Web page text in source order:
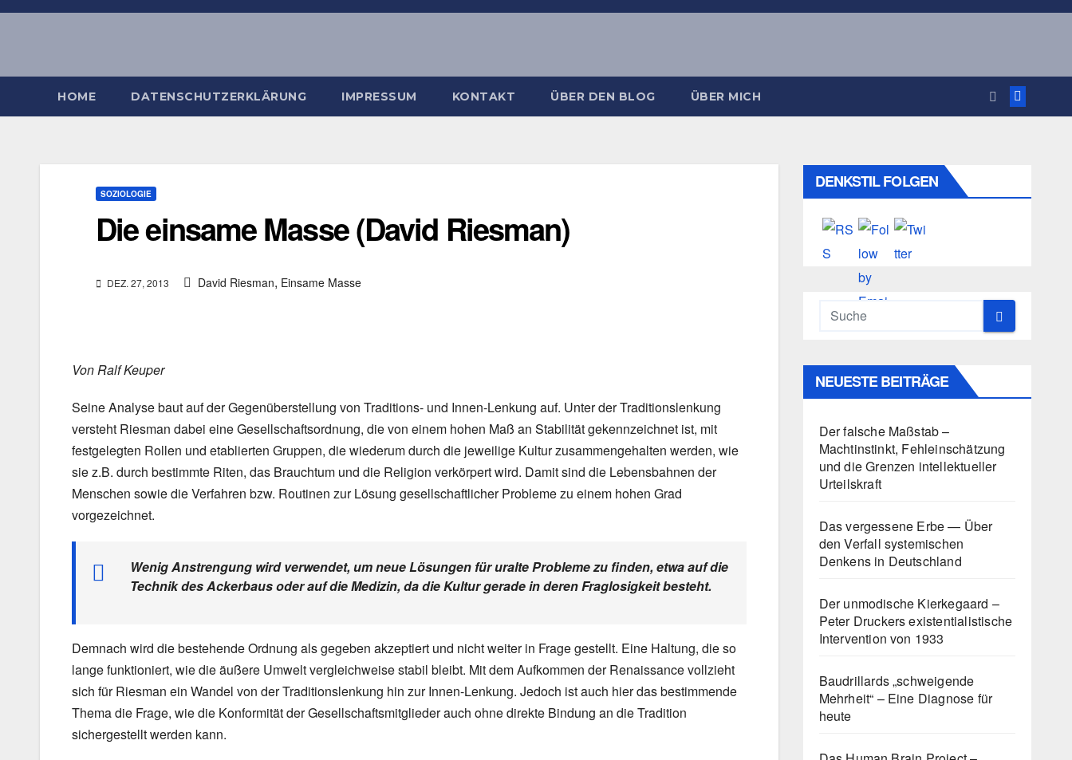
Zum
HOME DATENSCHUTZERKLÄRUNG IMPRESSUM KONTAKT ÜBER DEN BLOG ÜBER MICH
SOZIOLOGIE
Die einsame Masse (David Riesman)
DEZ. 27, 2013 David Riesman, Einsame Masse
Von Ralf Keuper
Seine Analyse baut auf der Gegenüberstellung von Traditions- und Innen-Lenkung auf. Unter der Traditionslenkung
versteht Riesman dabei eine Gesellschaftsordnung, die von einem hohen Maß an Stabilität gekennzeichnet ist, mit
festgelegten Rollen und etablierten Gruppen, die wiederum durch die jeweilige Kultur zusammengehalten werden, wie
sie z.B. durch bestimmte Riten, das Brauchtum und die Religion verkörpert wird. Damit sind die Lebensbahnen der
Menschen sowie die Verfahren bzw. Routinen zur Lösung gesellschaftlicher Probleme zu einem hohen Grad
vorgezeichnet.
Wenig Anstrengung wird verwendet, um neue Lösungen für uralte Probleme zu finden, etwa auf die
Technik des Ackerbaus oder auf die Medizin, da die Kultur gerade in deren Fraglosigkeit besteht.
Demnach wird die bestehende Ordnung als gegeben akzeptiert und nicht weiter in Frage gestellt. Eine Haltung, die so
lange funktioniert, wie die äußere Umwelt vergleichweise stabil bleibt. Mit dem Aufkommen der Renaissance vollzieht
sich für Riesman ein Wandel von der Traditionslenkung hin zur Innen-Lenkung. Jedoch ist auch hier das bestimmende
Thema die Frage, wie die Konformität der Gesellschaftsmitglieder auch ohne direkte Bindung an die Tradition
sichergestellt werden kann.
DENKSTIL FOLGEN
NEUESTE BEITRÄGE
Der falsche Maßstab –
Machtinstinkt, Fehleinschätzung
und die Grenzen intellektueller
Urteilskraft
Das vergessene Erbe — Über
den Verfall systemischen
Denkens in Deutschland
Der unmodische Kierkegaard –
Peter Druckers existentialistische
Intervention von 1933
Baudrillards „schweigende
Mehrheit“ – Eine Diagnose für
heute